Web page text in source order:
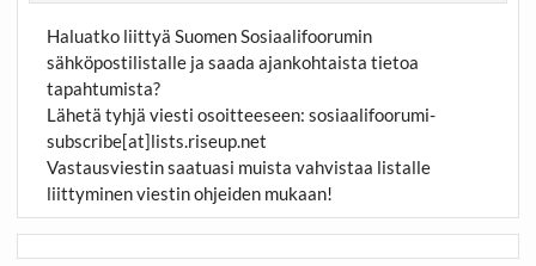
Haluatko liittyä Suomen Sosiaalifoorumin
sähköpostilistalle ja saada ajankohtaista tietoa
tapahtumista?
Lähetä tyhjä viesti osoitteeseen: sosiaalifoorumi-
subscribe[at]lists.riseup.net
Vastausviestin saatuasi muista vahvistaa listalle
liittyminen viestin ohjeiden mukaan!